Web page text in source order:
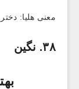
معنی هلیا:
۳۸. نگین